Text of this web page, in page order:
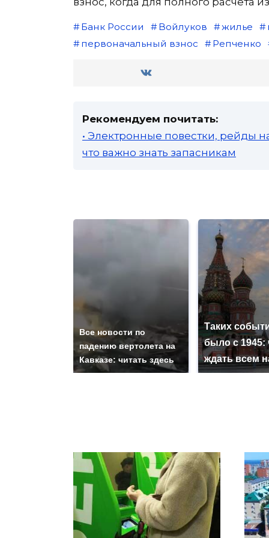
Банк России Войлуков жилье
первоначальный взнос
Репченко
Рекомендуем почитать:
• Электронные повестки, рейды
что важно знать запасникам
Все новости по
падению вертолета на
Кавказе: читать здесь
Таких
было с 1945:
ждать всем